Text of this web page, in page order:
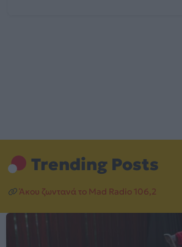
Trending Posts
Άκου ζωντανά το Mad Radio 106,2